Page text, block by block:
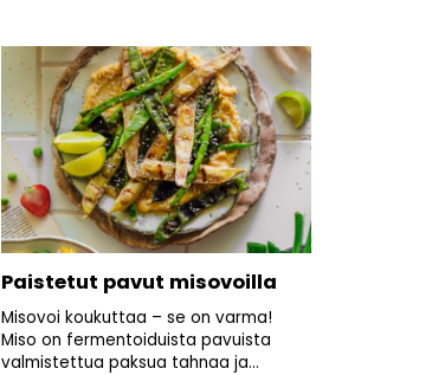
Paistetut pavut misovoilla
Misovoi koukuttaa – se on varma!
Miso on fermentoiduista pavuista
valmistettua paksua tahnaa ja...